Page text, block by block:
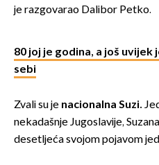
je razgovarao Dalibor Petko.
80 joj je godina, a još uvijek
sebi
Zvali su je nacionalna Suzi.
nekadašnje Jugoslavije,
desetljeća svojom pojavom